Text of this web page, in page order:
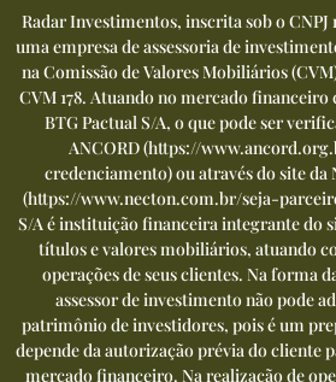
Radar Investimentos, inscrita sob o CNPJ
uma empresa de assessoria de
na Comissão de Valores Mobiliários
CVM 178. Atuando no mercado
BTG Pactual S/A, o que pode ser
ANCORD (https://
credenciamento) ou através do site
(https://www.necton.com.br/seja-
S/A é instituição financeira integrante do
títulos e valores mobiliários, atuando
operações de seus clientes. Na forma
assessor de investimento não pode
patrimônio de investidores, pois é um
depende da autorização prévia do cliente
mercado financeiro. Na realização de